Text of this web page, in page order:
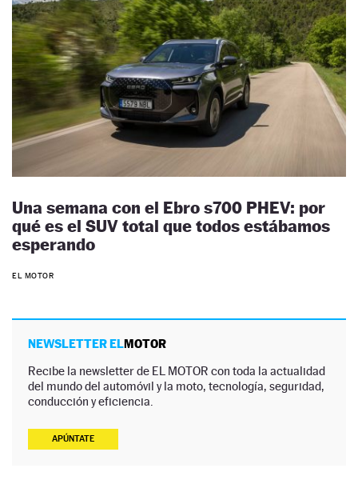
Una semana con el Ebro s700 PHEV: por
qué es el SUV total que todos estábamos
esperando
EL MOTOR
NEWSLETTER ELMOTOR
Recibe la newsletter de EL MOTOR con toda la actualidad
del mundo del automóvil y la moto, tecnología, seguridad,
conducción y eficiencia.
APÚNTATE